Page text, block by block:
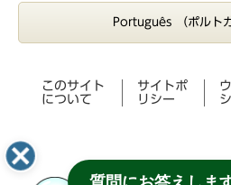
Português （ポルト
このサイト
について
サイトポ
リシー